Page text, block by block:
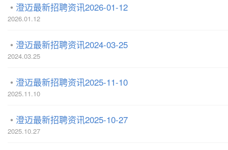
澄迈最新招聘资讯2026-01-12
2026.01.12
澄迈最新招聘资讯2024-03-25
2024.03.25
澄迈最新招聘资讯2025-11-10
2025.11.10
澄迈最新招聘资讯2025-10-27
2025.10.27